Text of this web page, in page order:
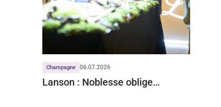
Champagne 06.07.2026
Lanson : Noblesse oblige…